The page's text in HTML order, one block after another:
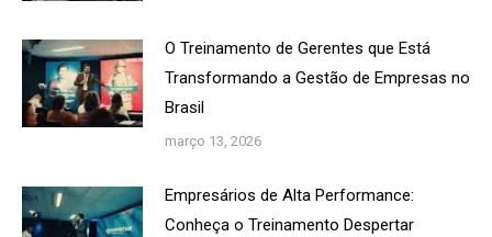
O Treinamento de Gerentes que Está
Transformando a Gestão de Empresas no
Brasil
março 13, 2026
Empresários de Alta Performance:
Conheça o Treinamento Despertar